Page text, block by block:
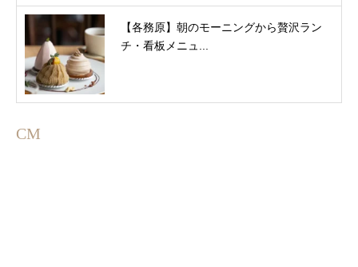
【各務原】朝のモーニングから贅沢ラン
チ・看板メニュ...
CM